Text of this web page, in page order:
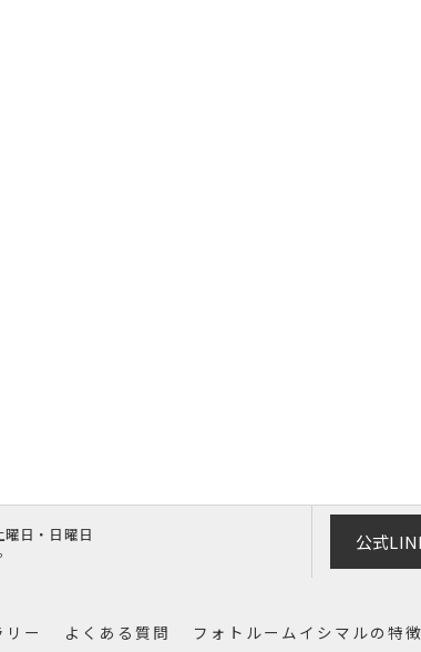
日・日曜日 公式
リー よくある質問 フォトルームイシマルの特徴